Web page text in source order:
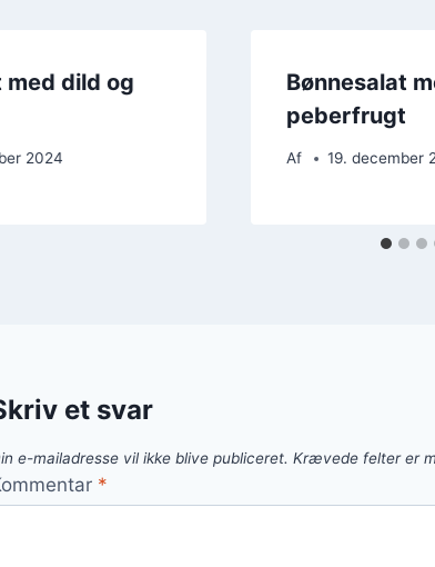
med dild og
2024
Bønnesalat
peberfrugt
Af 19. december
et svar
e-mailadresse vil ikke blive publiceret. Krævede felter er
*